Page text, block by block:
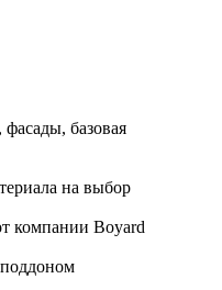
базовая
на выбор
компании Boyard